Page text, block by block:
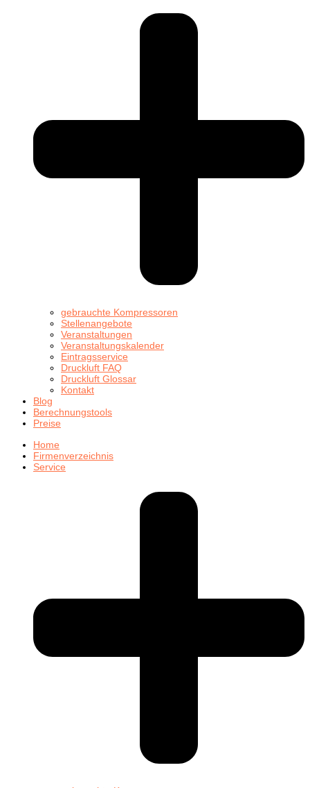
gebrauchte Kompressoren
Stellenangebote
Veranstaltungen
Veranstaltungskalender
Eintragsservice
Druckluft FAQ
Druckluft Glossar
Kontakt
Blog
Berechnungstools
Preise
Home
Firmenverzeichnis
Service